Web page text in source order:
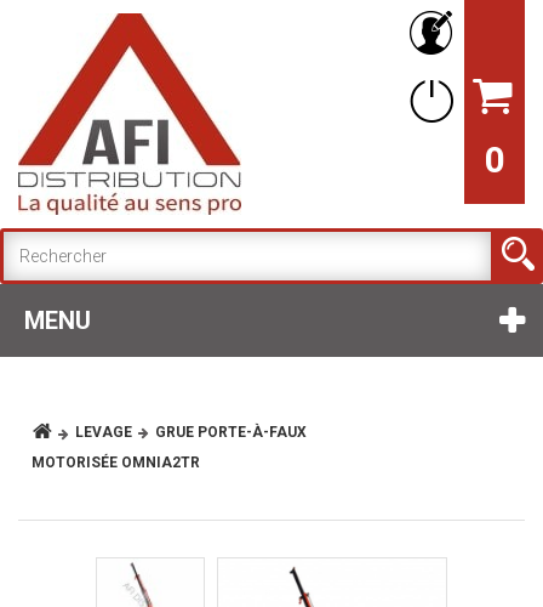
0
MENU
LEVAGE
GRUE PORTE-À-FAUX
MOTORISÉE OMNIA2TR